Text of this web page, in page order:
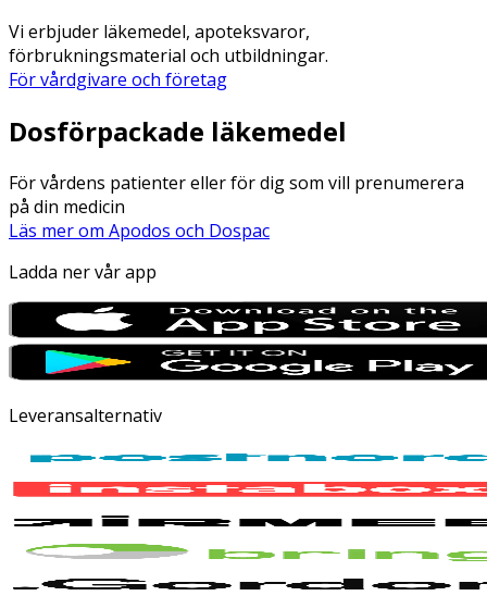
Vi erbjuder läkemedel, apoteksvaror,
förbrukningsmaterial och utbildningar.
För vårdgivare och företag
Dosförpackade läkemedel
För vårdens patienter eller för dig som vill prenumerera
på din medicin
Läs mer om Apodos och Dospac
Ladda ner vår app
Leveransalternativ